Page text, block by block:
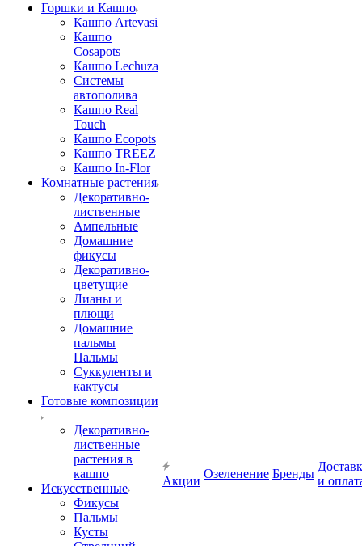
Горшки и Кашпо
Кашпо Artevasi
Кашпо
Cosapots
Кашпо Lechuza
Системы
автополива
Кашпо Real
Touch
Кашпо Ecopots
Кашпо TREEZ
Кашпо In-Flor
Комнатные растения
Декоративно-
лиственные
Ампельные
Домашние
фикусы
Декоративно-
цветущие
Лианы и
плющи
Домашние
пальмы
Пальмы
Суккуленты и
кактусы
Готовые композиции
Декоративно-
лиственные
растения в
кашпо
Искусственные
Фикусы
Пальмы
Кусты
Акции
Озеленение Бренды
и